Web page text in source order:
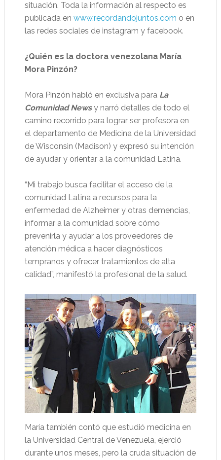
situación. Toda la información al respecto es
publicada en www.recordandojuntos.com o en
las redes sociales de instagram y facebook.
¿Quién es la doctora venezolana María
Mora Pinzón?
Mora Pinzón habló en exclusiva para La
Comunidad Newsy narró detalles de todo el
camino recorrido para lograr ser profesora en
el departamento de Medicina de la Universidad
de Wisconsin (Madison) y expresó su intención
de ayudar y orientar a la comunidad Latina.
“Mi trabajo busca facilitar el acceso de la
comunidad Latina a recursos para la
enfermedad de Alzheimer y otras demencias,
informar a la comunidad sobre cómo
prevenirla y ayudar a los proveedores de
atención médica a hacer diagnósticos
tempranos y ofrecer tratamientos de alta
calidad”, manifestó la profesional de la salud.
María también contó que estudió medicina en
la Universidad Central de Venezuela, ejerció
durante unos meses, pero la cruda situación de